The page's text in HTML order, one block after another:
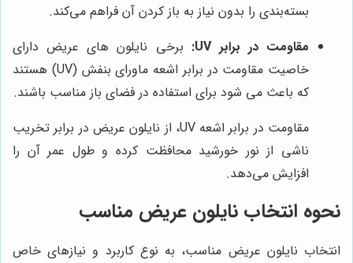
بسته‌بندی را بدون نیاز به باز کردن آن فراهم می‌کند.
مقاومت در برابر UV:
برخی نایلون های عریض دارای
خاصیت مقاومت در برابر اشعه ماورای بنفش (UV) هستند
که باعث می شود برای استفاده در فضای باز مناسب باشند.
مقاومت در برابر اشعه UV، از نایلون عریض در برابر تخریب
ناشی از نور خورشید محافظت کرده و طول عمر آن را
افزایش می‌دهد.
نحوه انتخاب نایلون عریض مناسب
انتخاب نایلون عریض مناسب، به نوع کاربرد و نیازهای خاص